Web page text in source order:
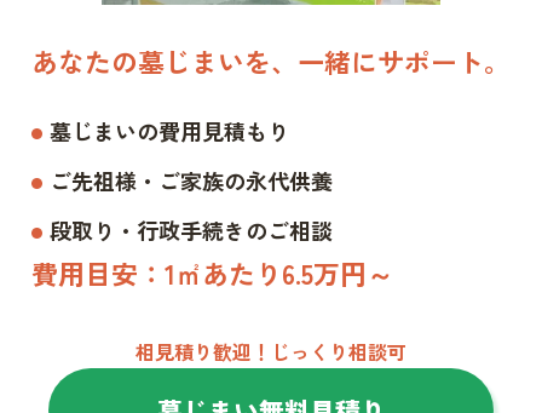
あなたの墓じまいを、一緒にサポート。
墓じまいの費用見積もり
ご先祖様・ご家族の永代供養
段取り・行政手続きのご相談
費用目安：1㎡あたり6.5万円～
相見積り歓迎！じっくり相談可